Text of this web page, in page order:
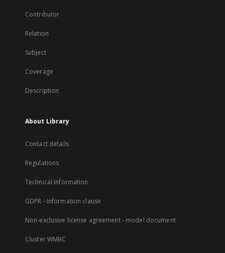
Contributor
Relation
Subject
Coverage
Description
About Library
Contact details
Regulations
Technical Information
GDPR - Information clause
Non-exclusive license agreement - model document
Cluster WMBC